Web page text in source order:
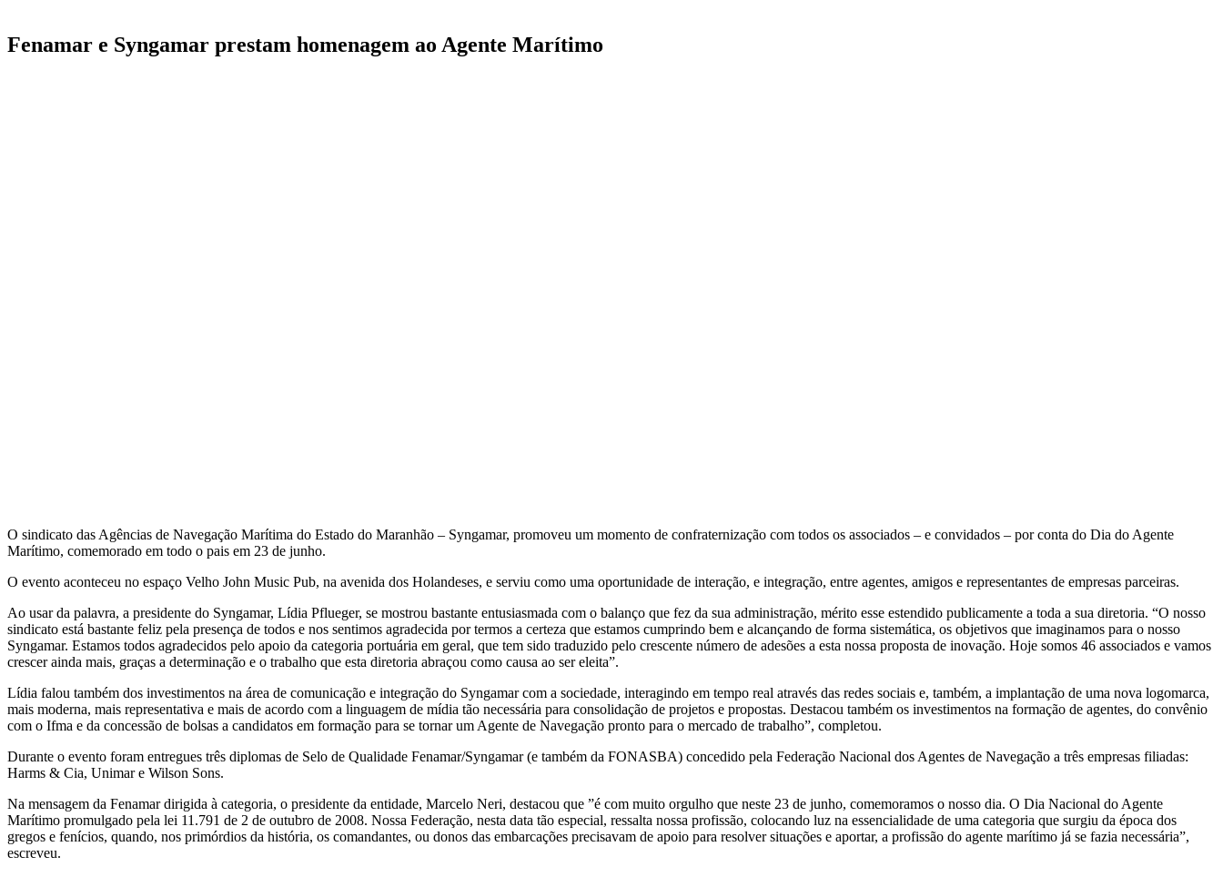
Fenamar e Syngamar prestam homenagem ao Agente Marítimo
O sindicato das Agências de Navegação Marítima do Estado do Maranhão – Syngamar, promoveu um momento de confraternização com todos os associados – e convidados – por conta do Dia do Agente
Marítimo, comemorado em todo o pais em 23 de junho.
O evento aconteceu no espaço Velho John Music Pub, na avenida dos Holandeses, e serviu como uma oportunidade de interação, e integração, entre agentes, amigos e representantes de empresas parceiras.
Ao usar da palavra, a presidente do Syngamar, Lídia Pflueger, se mostrou bastante entusiasmada com o balanço que fez da sua administração, mérito esse estendido publicamente a toda a sua diretoria. “O nosso
sindicato está bastante feliz pela presença de todos e nos sentimos agradecida por termos a certeza que estamos cumprindo bem e alcançando de forma sistemática, os objetivos que imaginamos para o nosso
Syngamar. Estamos todos agradecidos pelo apoio da categoria portuária em geral, que tem sido traduzido pelo crescente número de adesões a esta nossa proposta de inovação. Hoje somos 46 associados e vamos
crescer ainda mais, graças a determinação e o trabalho que esta diretoria abraçou como causa ao ser eleita”.
Lídia falou também dos investimentos na área de comunicação e integração do Syngamar com a sociedade, interagindo em tempo real através das redes sociais e, também, a implantação de uma nova logomarca,
mais moderna, mais representativa e mais de acordo com a linguagem de mídia tão necessária para consolidação de projetos e propostas. Destacou também os investimentos na formação de agentes, do convênio
com o Ifma e da concessão de bolsas a candidatos em formação para se tornar um Agente de Navegação pronto para o mercado de trabalho”, completou.
Durante o evento foram entregues três diplomas de Selo de Qualidade Fenamar/Syngamar (e também da FONASBA) concedido pela Federação Nacional dos Agentes de Navegação a três empresas filiadas:
Harms & Cia, Unimar e Wilson Sons.
Na mensagem da Fenamar dirigida à categoria, o presidente da entidade, Marcelo Neri, destacou que ”é com muito orgulho que neste 23 de junho, comemoramos o nosso dia. O Dia Nacional do Agente
Marítimo promulgado pela lei 11.791 de 2 de outubro de 2008. Nossa Federação, nesta data tão especial, ressalta nossa profissão, colocando luz na essencialidade de uma categoria que surgiu da época dos
gregos e fenícios, quando, nos primórdios da história, os comandantes, ou donos das embarcações precisavam de apoio para resolver situações e aportar, a profissão do agente marítimo já se fazia necessária”,
escreveu.